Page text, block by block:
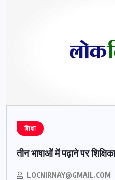
शिक्षा
तीन भाषाओं में पढ़ाने पर
LOCNIRNAY@GMAIL.COM